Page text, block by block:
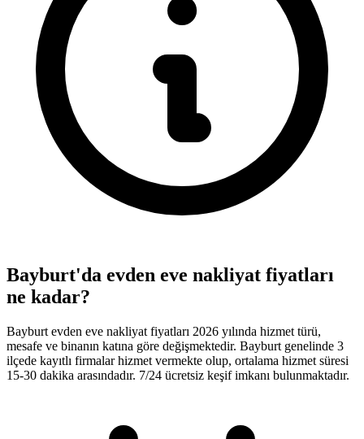
Bayburt'da evden eve nakliyat fiyatları
ne kadar?
Bayburt evden eve nakliyat fiyatları 2026 yılında hizmet türü,
mesafe ve binanın katına göre değişmektedir. Bayburt genelinde 3
ilçede kayıtlı firmalar hizmet vermekte olup, ortalama hizmet süresi
15-30 dakika arasındadır. 7/24 ücretsiz keşif imkanı bulunmaktadır.